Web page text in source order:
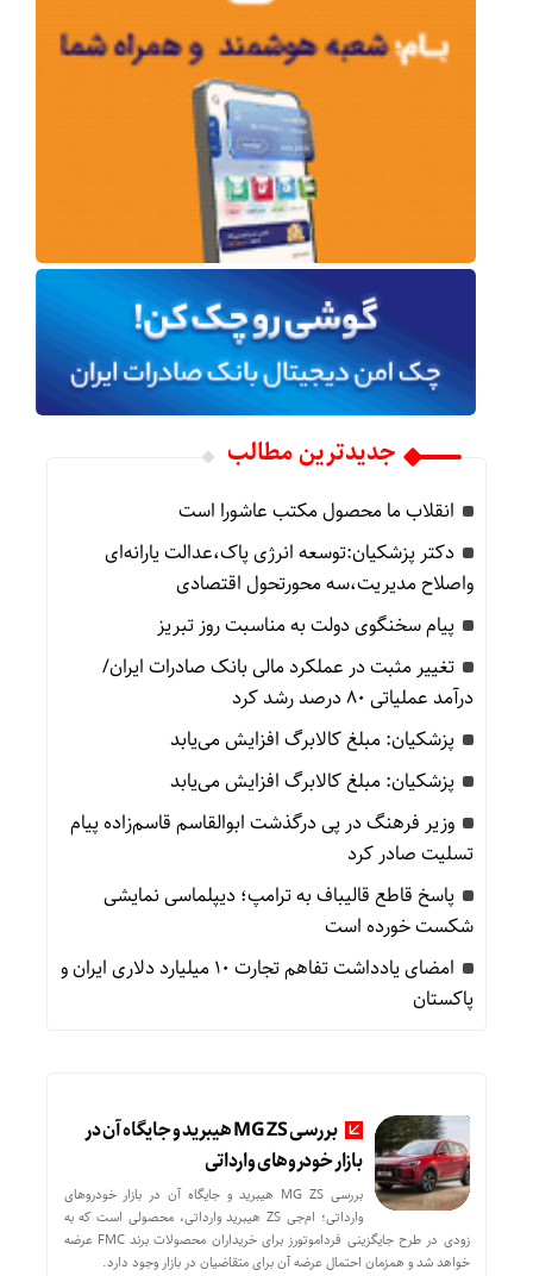
جدیدترین مطالب
انقلاب ما محصول مکتب عاشورا است
دکتر پزشکیان:توسعه انرژی پاک،عدالت یارانه‌ای
واصلاح مدیریت،سه محورتحول اقتصادی
پیام سخنگوی دولت به مناسبت روز تبریز
تغییر مثبت در عملکرد مالی بانک صادرات ایران/
درآمد عملیاتی 80 درصد رشد کرد
پزشکیان: مبلغ کالابرگ افزایش می‌یابد
پزشکیان: مبلغ کالابرگ افزایش می‌یابد
وزیر فرهنگ در پی درگذشت ابوالقاسم قاسم‌زاده پیام
تسلیت صادر کرد
پاسخ قاطع قالیباف به ترامپ؛ دیپلماسی نمایشی
شکست خورده است
امضای یادداشت تفاهم تجارت ۱۰ میلیارد دلاری ایران و
پاکستان
بررسی MG ZS هیبرید و جایگاه آن در
بازار خودروهای وارداتی
بررسی MG ZS هیبرید و جایگاه آن در بازار خودروهای
وارداتی؛ ام‌جی ZS هیبرید وارداتی، محصولی است که به
زودی در طرح جایگزینی فرداموتورز برای خریداران محصولات برند FMC عرضه
خواهد شد و همزمان احتمال عرضه آن برای متقاضیان در بازار وجود دارد.